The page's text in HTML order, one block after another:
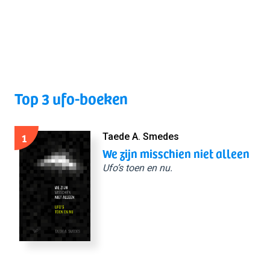
Top 3 ufo-boeken
1 Taede A. Smedes
We zijn misschien niet alleen
Ufo’s toen en nu.